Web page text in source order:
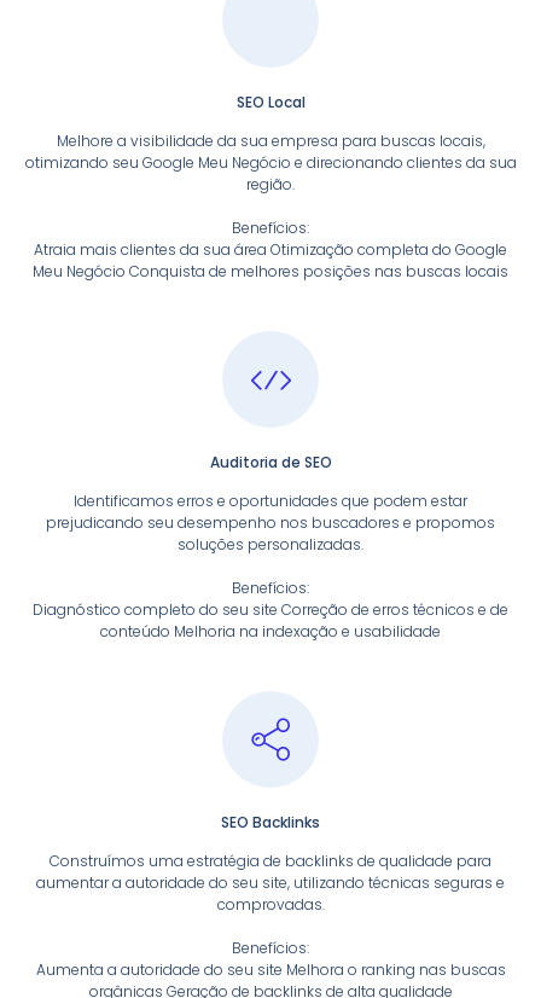
SEO Local
Melhore a visibilidade da sua empresa para buscas locais,
otimizando seu Google Meu Negócio e direcionando clientes da sua
região.
Benefícios:
Atraia mais clientes da sua área Otimização completa do Google
Meu Negócio Conquista de melhores posições nas buscas locais
Auditoria de SEO
Identificamos erros e oportunidades que podem estar
prejudicando seu desempenho nos buscadores e propomos
soluções personalizadas.
Benefícios:
Diagnóstico completo do seu site Correção de erros técnicos e de
conteúdo Melhoria na indexação e usabilidade
SEO Backlinks
Construímos uma estratégia de backlinks de qualidade para
aumentar a autoridade do seu site, utilizando técnicas seguras e
comprovadas.
Benefícios:
Aumenta a autoridade do seu site Melhora o ranking nas buscas
orgânicas Geração de backlinks de alta qualidade